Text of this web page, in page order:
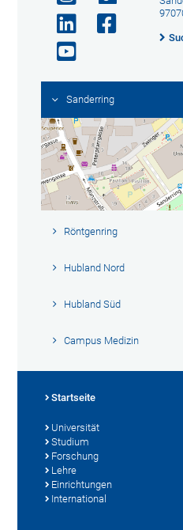
Sanderring
Röntgenring
Hubland Nord
Hubland Süd
Campus Medizin
Startseite
Universität
Studium
Forschung
Lehre
Einrichtungen
International